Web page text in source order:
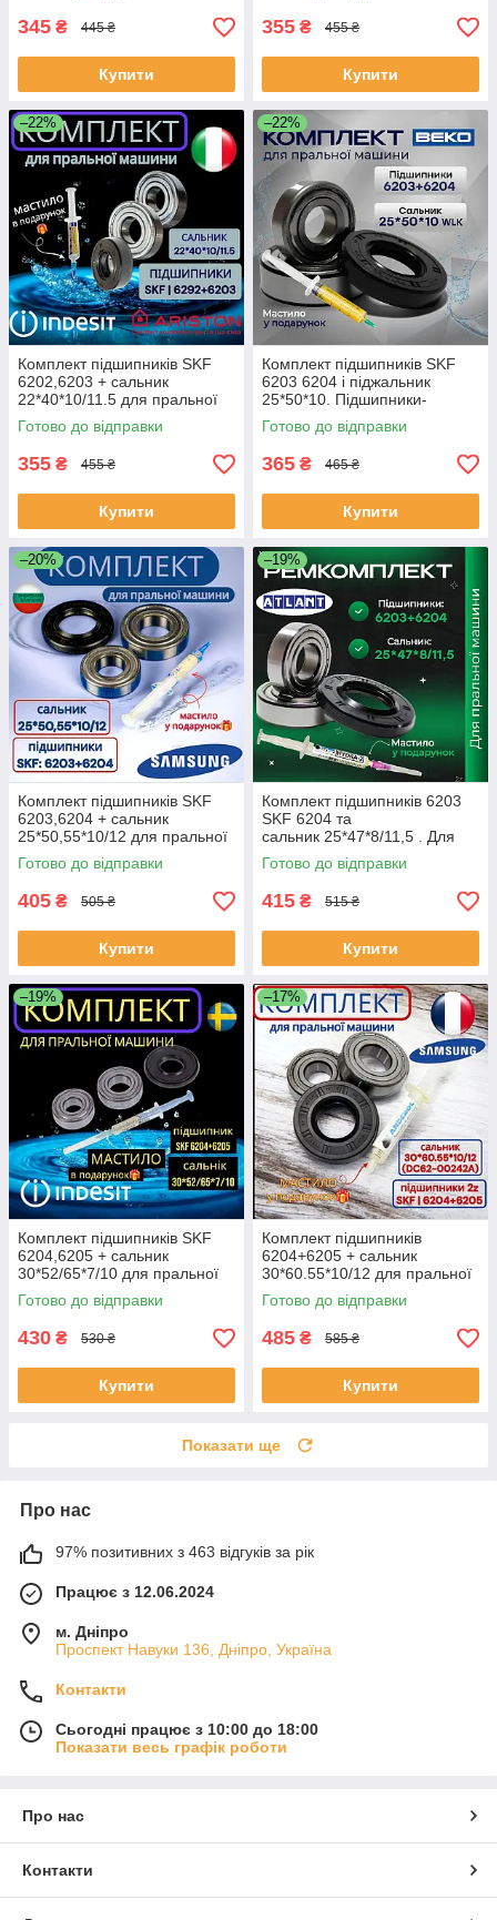
345 ₴ 445 ₴
Купити
355 ₴ 455 ₴
Купити
–22%
Комплект підшипників SKF
6202,6203 + сальник
22*40*10/11.5 для пральної
машини Indesit/Ariston
Готово до відправки
355 ₴ 455 ₴
Купити
–22%
Комплект підшипників SKF
6203 6204 і піджальник
25*50*10. Підшипники-
сальник для барабана Beko
Готово до відправки
365 ₴ 465 ₴
Купити
–20%
Комплект підшипників SKF
6203,6204 + сальник
25*50,55*10/12 для пральної
машини Samsung
Готово до відправки
405 ₴ 505 ₴
Купити
–19%
Комплект підшипників 6203
SKF 6204 та
сальник 25*47*8/11,5 . Для
пральної машини Атлант
Готово до відправки
415 ₴ 515 ₴
Купити
–19%
Комплект підшипників SKF
6204,6205 + сальник
30*52/65*7/10 для пральної
машини Indesit
Готово до відправки
430 ₴ 530 ₴
Купити
–17%
Комплект підшипників
6204+6205 + сальник
30*60.55*10/12 для пральної
машини Samsung DC62-
00242A
Готово до відправки
485 ₴ 585 ₴
Купити
Показати ще
Про нас
97% позитивних з 463 відгуків за рік
Працює з 12.06.2024
м. Дніпро
Проспект Навуки 136, Дніпро, Україна
Контакти
Сьогодні працює з 10:00 до 18:00
Показати весь графік роботи
Про нас
Контакти